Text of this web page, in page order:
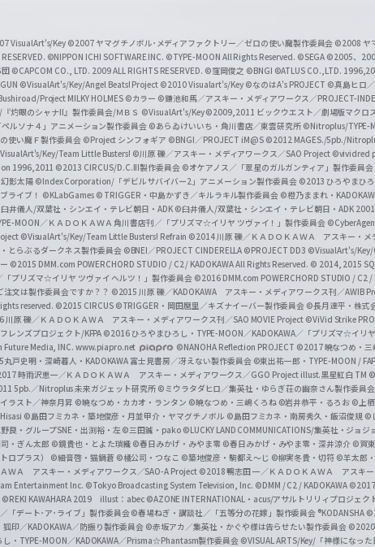
VisualArt's/Key ©2007 ヤマグチノボル･メディアファクトリー／ゼロの使い魔製作委員会 ©2008 ヤ
©NIPPON ICHI SOFTWARE INC. ©TYPE-MOON All Rights Reserved. ©SEGA ©2005、
©CAPCOM CO., LTD. 2009 ALL RIGHTS RESERVED. ©窪岡俊之 ©BNGI ©ATLUS CO.,LTD.
©VisualArt's/Key/Angel Beats! Project ©2010 Visualart's/Key ©なのはA's PROJECT ©真島ヒロ
Project MILKY HOLMES ©カラー ©鎌池和馬／アスキー・メディアワークス／PROJECT-
灼眼のシャナII』製作委員会/ＭＢＳ ©VisualArt's/Key©2009,2011 ビックウエスト／劇場版マクロ
ルソナ４」アニメーション製作委員会 ©あらゐけいいち・角川書店／東雲研究所 ©Nitroplus/TYPE-
使い魔Ｆ製作委員会 ©Project シンフォギア ©BNGI／PROJECT iM@S ©2012 MAGES./5pb./
Key/Team Little Busters! ©川原 礫／アスキー・メディアワークス／SAO Project ©vividred
1996,2011 ©2013 CIRCUS/D.C.III製作委員会 ©オケアノス／「翠星のガルガンティア」製作委員会
影太陽 ©Index Corporation/「デビルサバイバー2」アニメーション製作委員会 ©2013 ひろやまひ
ライブ！ ©KLabGames © TRIGGER・中島かずき／キルラキル製作委員会 ©橙乃ままれ・
井儀人/双葉社・シンエイ・テレビ朝日・ADK ©臼井儀人/双葉社・シンエイ・テレビ朝日・ADK
MOON／ＫＡＤＯＫＡＷＡ 角川書店刊／「プリズマ☆イリヤ ツヴァイ！」製作委員会
©VisualArt's/Key/Team Little Busters! Refrain ©2014 川原 礫／ＫＡＤＯＫＡＷＡ アスキー・メ
とらぶるダークネス製作委員会 ©BNEI／PROJECT CINDERELLA ©PROJECT DD3 ©VisualArt's/
©2015 DMM.com POWERCHORD STUDIO / C2 / KADOKAWA All Rights Reserved. © 2014, 2015
「プリズマ☆イリヤ ツヴァイ ヘルツ！」製作委員会 ©2016 DMM.com POWERCHORD STUDIO / C2 /
注文は製作委員会ですか？？ ©2015 川原 礫／KADOKAWA アスキー・メディアワークス刊／AWIB
reserved. ©2015 CIRCUS ©TRIGGER・岡田麿里／キズナイーバー製作委員会 ©長月達平・株式
川原 礫／ＫＡＤＯＫＡＷＡ アスキー・メディアワークス刊／SAO MOVIE Project ©ViVid Strike
レンズプロジェクト/KFPA ©2016 ひろやまひろし・TYPE-MOON／KADOKAWA／「プリズマ☆イリ
Future Media, INC. www.piapro.net
©NANOHA Reflection PROJECT ©2017 暁なつめ・三
戸史明・深崎暮人・KADOKAWA 富士見書房／冴えない製作委員会 ©東出祐一郎・TYPE-MOON /
時雨沢恵一／ＫＡＤＯＫＡＷＡ アスキー・メディアワークス／GGO Project illust.黒星紅白 TM
5pb.／Nitroplus 未来ガジェット研究所 ©ミウラタダヒロ／集英社・ゆらぎ荘の幽奈さん製作委員会
ラスト／神奈月昇 ©暁なつめ・カカオ・ランタン ©暁なつめ・三嶋くろね ©岩井恭平・るろお ©上
©島田フミカネ・築地俊彦・月並甲介・ヤマグチノボル ©島田フミカネ・南房秀久・飯沼俊規 ©
良・グループSNE・出渕裕・左©三田誠・pako ©LUCKY LAND COMMUNICATIONS/集英社・ジョ
・ぎん太郎 ©鏡貴也・とよた瑣織 ©春日みかげ・みやま零 ©春日みかげ・みやま零・深井涼介 ©賀
ロプラス） ©細音啓・猫鍋蒼 ©橘公司・つなこ ©築地俊彦・駒都え～じ ©柳実冬貴・切符 ©羊太郎
ＷＡ アスキー・メディアワークス／SAO-A Project ©2018 鴨志田 一／ＫＡＤＯＫＡＷＡ アスキー
Entertainment Inc. ©Tokyo Broadcasting System Television, Inc. ©DMM / C2 / KADOKAWA
©REKI KAWAHARA 2019 illust：abec ©AZONE INTERNATIONAL・acus/アサルトリリィプロジェク
「デート･ア･ライブ」製作委員会©春場ねぎ・講談社／「五等分の花嫁」製作委員会 ®KODANSHA
印／KADOKAWA／防振り製作委員会 ©赤坂アカ／集英社・かぐや様は告らせたい製作委員会 ©2020
し・TYPE-MOON／KADOKAWA／Prisma☆Phantasm製作委員会 ©VISUAL ARTS/Key/「神様になっ